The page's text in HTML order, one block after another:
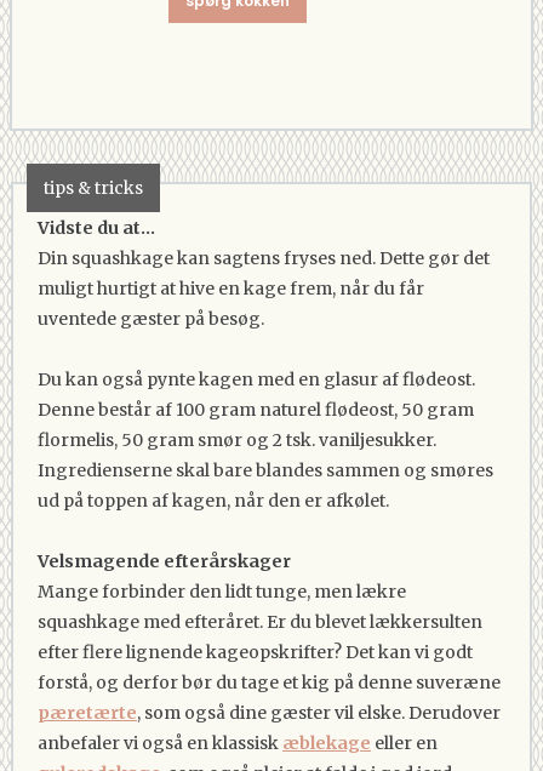
tips & tricks
Vidste du at...
Din squashkage kan sagtens fryses ned. Dette gør det
muligt hurtigt at hive en kage frem, når du får
uventede gæster på besøg.
Du kan også pynte kagen med en glasur af flødeost.
Denne består af 100 gram naturel flødeost, 50 gram
flormelis, 50 gram smør og 2 tsk. vaniljesukker.
Ingredienserne skal bare blandes sammen og smøres
ud på toppen af kagen, når den er afkølet.
Velsmagende efterårskager
Mange forbinder den lidt tunge, men lækre
squashkage med efteråret. Er du blevet lækkersulten
efter flere lignende kageopskrifter? Det kan vi godt
forstå, og derfor bør du tage et kig på denne suveræne
pæretærte, som også dine gæster vil elske. Derudover
anbefaler vi også en klassisk æblekage eller en